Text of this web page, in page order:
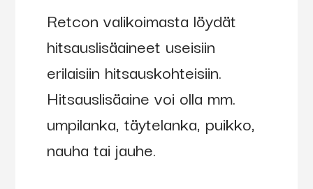
Retcon valikoimasta löydät
hitsauslisäaineet useisiin
erilaisiin hitsauskohteisiin.
Hitsauslisäaine voi olla mm.
umpilanka, täytelanka, puikko,
nauha tai jauhe.